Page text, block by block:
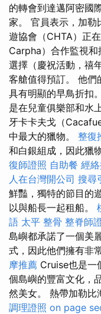
的轉會到達邁阿密國
家。 官員表示，加勒
遊協會（CHTA）正
Carpha）合作監視
選擇（慶祝活動，禧
客艙值得預訂。 他們
具有明顯的早鳥折扣
是在兒童俱樂部和水
牙卡卡夫戈（
中最大的獵物。 整復
和白銀組成，因此獵
復師證照 自助餐 經
人在台灣開公司 搜尋
鮮豔，獨特的節目的
以與船長一起租船。
語 太平 整骨 整脊師
島嶼都承諾了一個美
式，因此他們擁有非
摩推薦 Cruise也是一
個島嶼的豐富文化，
然美女。 熱帶加勒比
調理證照 on page